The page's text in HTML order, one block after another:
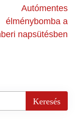
Autómentes
élménybomba a
napsütésben